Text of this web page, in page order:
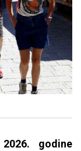
godine